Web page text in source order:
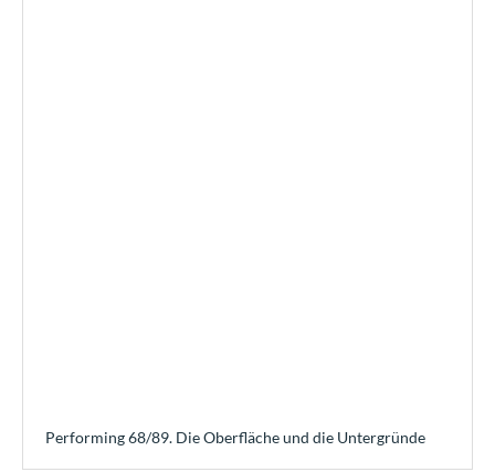
Performing 68/89. Die Oberfläche und die Untergründe